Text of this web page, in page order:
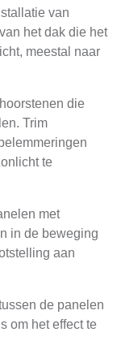
van
het dak die het
meestal naar
die
Trim
te
met
in de beweging
aan
de panelen
om het effect te